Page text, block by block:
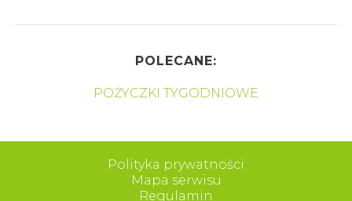
POLECANE:
POŻYCZKI TYGODNIOWE
Polityka prywatności
Mapa serwisu
Regulamin